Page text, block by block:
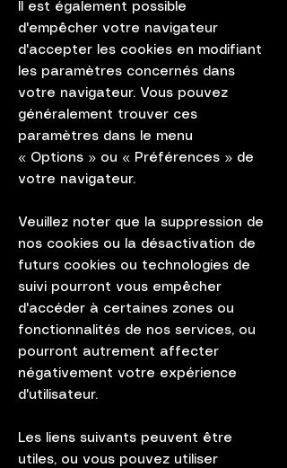
Il est également possible
d'empêcher votre navigateur
d'accepter les cookies en modifiant
les paramètres concernés dans
votre navigateur. Vous pouvez
généralement trouver ces
paramètres dans le menu
« Options » ou « Préférences » de
votre navigateur.
Veuillez noter que la suppression de
nos cookies ou la désactivation de
futurs cookies ou technologies de
suivi pourront vous empêcher
d'accéder à certaines zones ou
fonctionnalités de nos services, ou
pourront autrement affecter
négativement votre expérience
d'utilisateur.
Les liens suivants peuvent être
utiles, ou vous pouvez utiliser